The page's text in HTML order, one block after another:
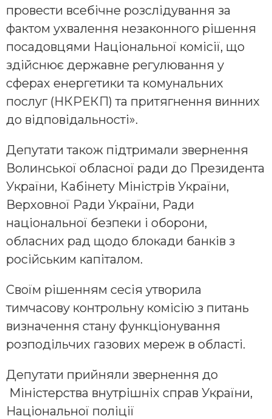
провести всебічне розслідування за
фактом ухвалення незаконного рішення
посадовцями Національної комісії, що
здійснює державне регулювання у
сферах енергетики та комунальних
послуг (НКРЕКП) та притягнення винних
до відповідальності».
Депутати також підтримали звернення
Волинської обласної ради до Президента
України, Кабінету Міністрів України,
Верховної Ради України, Ради
національної безпеки і оборони,
обласних рад щодо блокади банків з
російським капіталом.
Своїм рішенням сесія утворила
тимчасову контрольну комісію з питань
визначення стану функціонування
розподільчих газових мереж в області.
Депутати прийняли звернення до
Міністерства внутрішніх справ України,
Національної поліції